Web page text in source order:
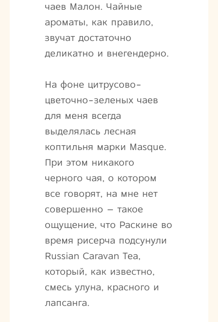
чаев Малон. Чайные
ароматы, как правило,
звучат достаточно
деликатно и внегендерно.
На фоне цитрусово-
цветочно-зеленых чаев
для меня всегда
выделялась лесная
коптильня марки Masque.
При этом никакого
черного чая, о котором
все говорят, на мне нет
совершенно – такое
ощущение, что Раскине во
время рисерча подсунули
Russian Caravan Tea,
который, как известно,
смесь улуна, красного и
лапсанга.